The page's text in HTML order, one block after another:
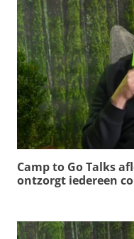
Camp to Go Talks
ontzorgt iedereen